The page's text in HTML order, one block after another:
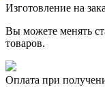
Изготовление на
Вы можете менять
товаров.
Оплата при